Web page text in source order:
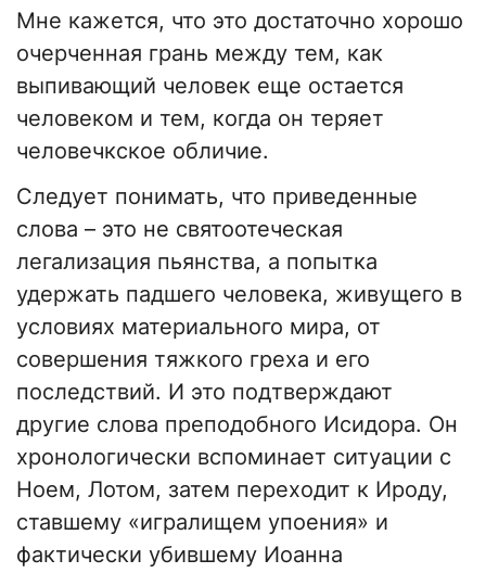
Мне кажется, что это достаточно хорошо
очерченная грань между тем, как
выпивающий человек еще остается
человеком и тем, когда он теряет
человечкское обличие.
Следует понимать, что приведенные
слова – это не святоотеческая
легализация пьянства, а попытка
удержать падшего человека, живущего в
условиях материального мира, от
совершения тяжкого греха и его
последствий. И это подтверждают
другие слова преподобного Исидора. Он
хронологически вспоминает ситуации с
Ноем, Лотом, затем переходит к Ироду,
ставшему «игралищем упоения» и
фактически убившему Иоанна